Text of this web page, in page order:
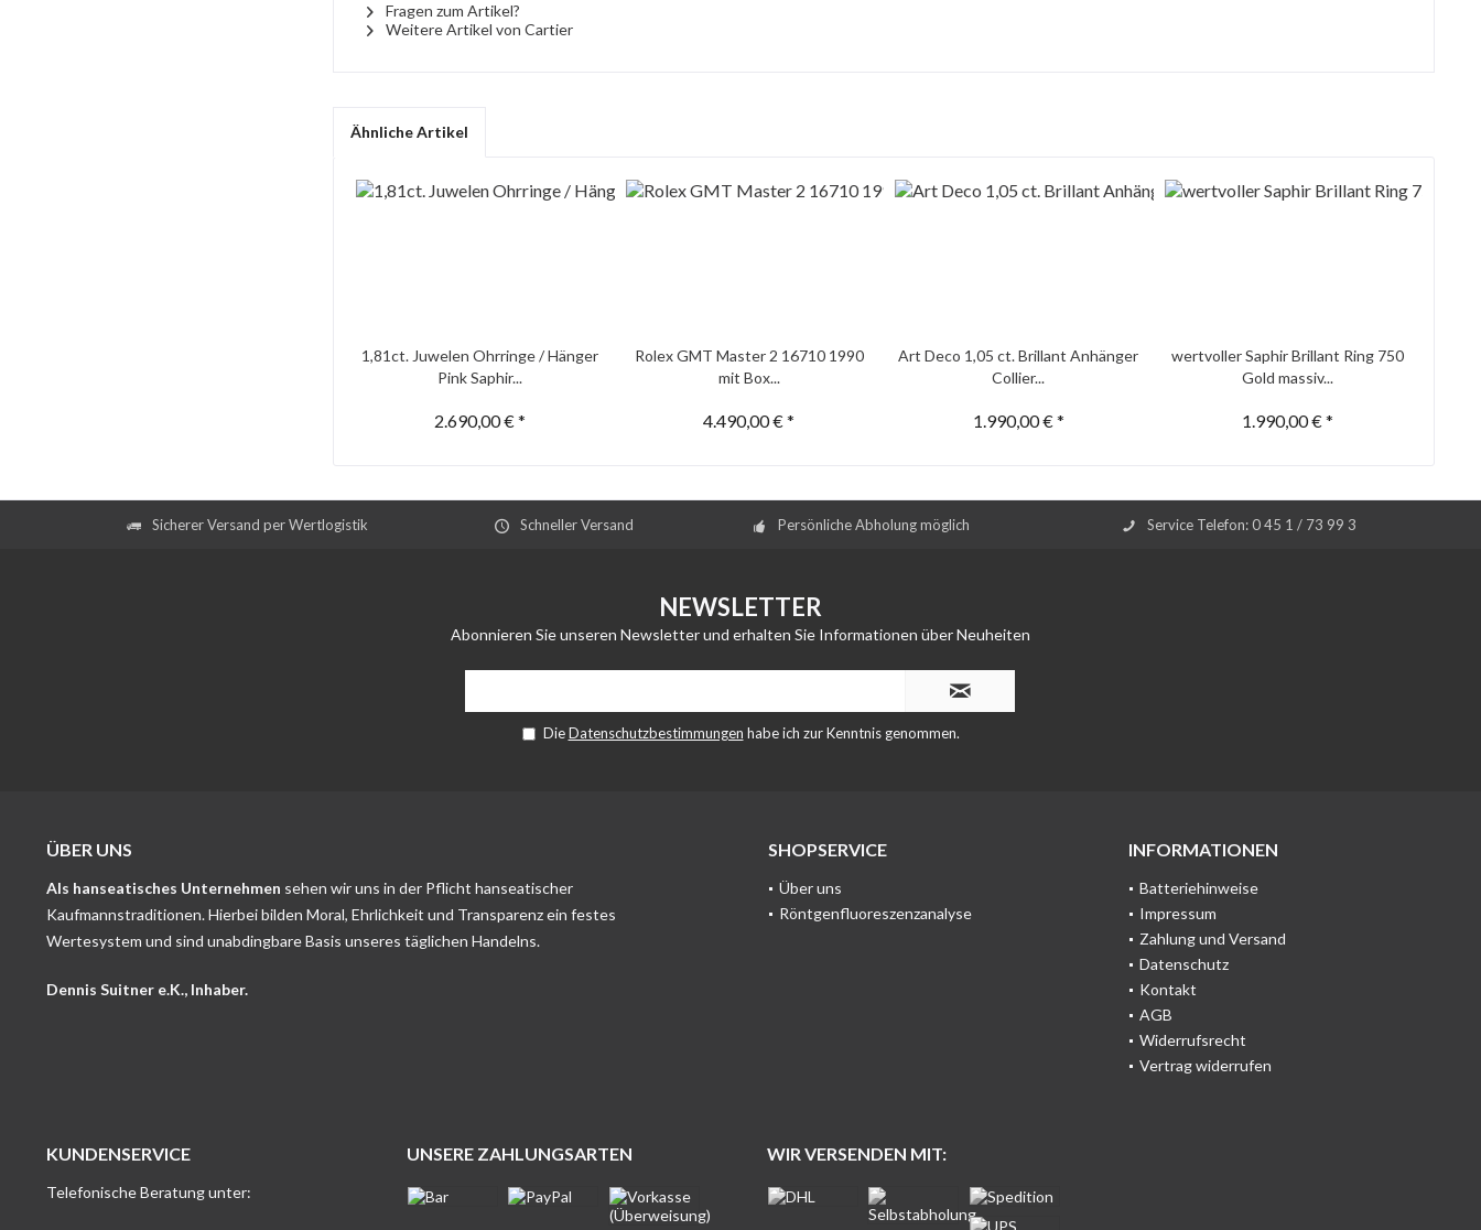
Fragen zum Artikel?
Weitere Artikel von Cartier
Ähnliche Artikel
1,81ct. Juwelen Ohrringe / Hänger
Pink Saphir...
2.690,00 € *
Rolex GMT Master 2 16710 1990
mit Box...
4.490,00 € *
Art Deco 1,05 ct. Brillant Anhänger
Collier...
1.990,00 € *
wertvoller Saphir Brillant Ring 750
Gold massiv...
1.990,00 € *
Sicherer Versand per Wertlogistik Schneller Versand Persönliche Abholung möglich Service Telefon: 0 45 1 / 73 99 3
NEWSLETTER
Abonnieren Sie unseren Newsletter und erhalten Sie Informationen über Neuheiten
DieDatenschutzbestimmungen habe ich zur Kenntnis genommen.
ÜBER UNS
Als hanseatisches Unternehmen sehen wir uns in der Pflicht hanseatischer
Kaufmannstraditionen. Hierbei bilden Moral, Ehrlichkeit und Transparenz ein festes
Wertesystem und sind unabdingbare Basis unseres täglichen Handelns.
Dennis Suitner e.K., Inhaber.
SHOPSERVICE
Über uns
Röntgenfluoreszenzanalyse
INFORMATIONEN
Batteriehinweise
Impressum
Zahlung und Versand
Datenschutz
Kontakt
AGB
Widerrufsrecht
Vertrag widerrufen
KUNDENSERVICE
Telefonische Beratung unter:
UNSERE ZAHLUNGSARTEN WIR VERSENDEN MIT: